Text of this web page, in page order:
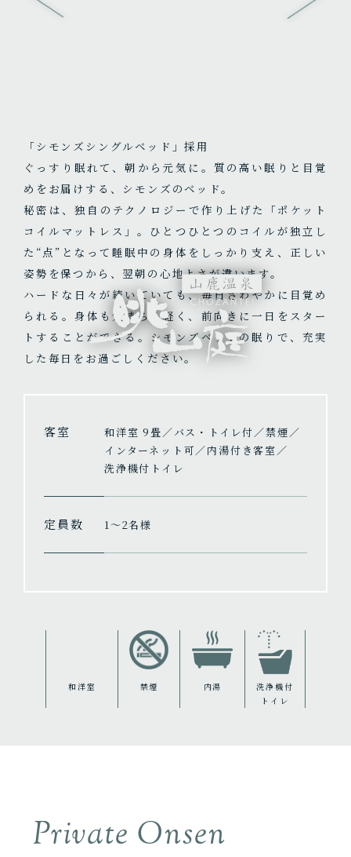
「シモンズシングルベッド」採用
ぐっすり眠れて、朝から元気に。質の高い眠りと目覚
めをお届けする、シモンズのベッド。
秘密は、独自のテクノロジーで作り上げた「ポケット
コイルマットレス」。ひとつひとつのコイルが独立し
た“点”となって睡眠中の身体をしっかり支え、正しい
姿勢を保つから、翌朝の心地よさが違います。
ハードな日々が続いていても、毎日さわやかに目覚め
られる。身体も気持ちも軽く、前向きに一日をスター
トすることができる。シモンズベッドの眠りで、充実
した毎日をお過ごしください。
客室
和洋室 9畳／バス・トイレ付／禁煙／
インターネット可／内湯付き客室／
洗浄機付トイレ
定員数 1〜2名様
和洋室
洗浄機付
トイレ
Private Onsen